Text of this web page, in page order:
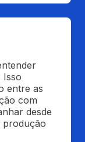
Isso
entre as
com
desde
produção